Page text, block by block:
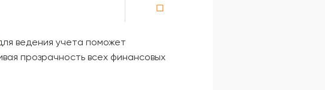
☐
ведения учета поможет
прозрачность всех финансовых